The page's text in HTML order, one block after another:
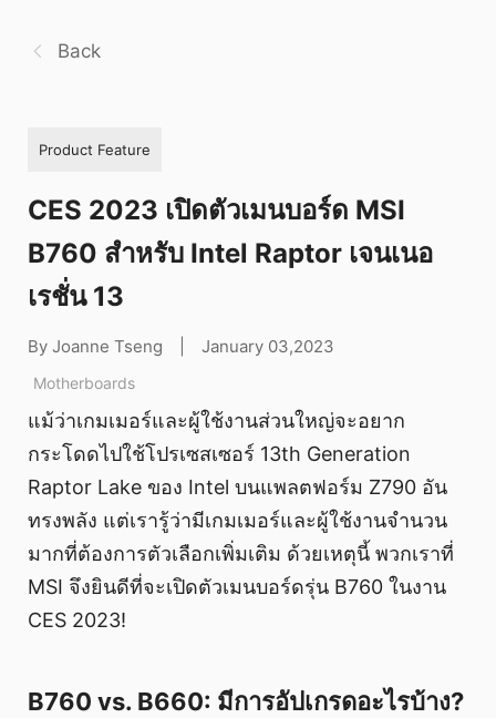
Back
Product Feature
CES 2023 เปิดตัวเมนบอร์ด MSI
B760 สำหรับ Intel Raptor เจนเนอ
เรชั่น 13
By Joanne Tseng January 03,2023
Motherboards
แม้ว่าเกมเมอร์และผู้ใช้งานส่วนใหญ่จะอยาก
กระโดดไปใช้โปรเซสเซอร์ 13th Generation
Raptor Lake ของ Intel บนแพลตฟอร์ม Z790 อัน
ทรงพลัง แต่เรารู้ว่ามีเกมเมอร์และผู้ใช้งานจำนวน
มากที่ต้องการตัวเลือกเพิ่มเติม ด้วยเหตุนี้ พวกเราที่
MSI จึงยินดีที่จะเปิดตัวเมนบอร์ดรุ่น B760 ในงาน
CES 2023!
B760 vs. B660: มีการอัปเกรดอะไรบ้าง?